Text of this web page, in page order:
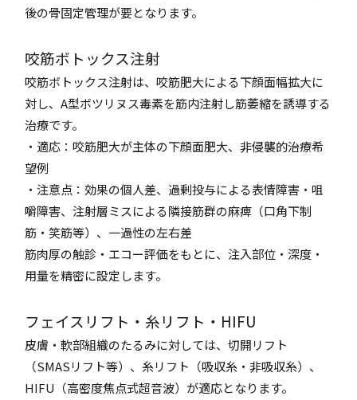
後の骨固定管理が要となります。
咬筋ボトックス注射
咬筋ボトックス注射は、咬筋肥大による下顔面幅拡大に
対し、A型ボツリヌス毒素を筋内注射し筋萎縮を誘導する
治療です。
・適応：咬筋肥大が主体の下顔面肥大、非侵襲的治療希
望例
・注意点：効果の個人差、過剰投与による表情障害・咀
嚼障害、注射層ミスによる隣接筋群の麻痺（口角下制
筋・笑筋等）、一過性の左右差
筋肉厚の触診・エコー評価をもとに、注入部位・深度・
用量を精密に設定します。
フェイスリフト・糸リフト・HIFU
皮膚・軟部組織のたるみに対しては、切開リフト
（SMASリフト等）、糸リフト（吸収糸・非吸収糸）、
HIFU（高密度焦点式超音波）が適応となります。